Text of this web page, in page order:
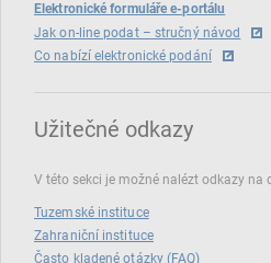
Elektronické formuláře e-portálu
Jak on-line podat – stručný návod
Co nabízí elektronické podání
Užitečné odkazy
V této sekci je možné nalézt odkazy
Tuzemské instituce
Zahraniční instituce
Často kladené otázky (FAQ)